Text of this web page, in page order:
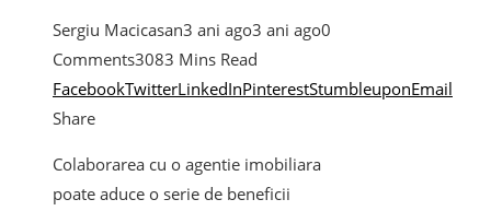
Sergiu Macicasan3 ani ago3 ani ago0
Comments3083 Mins Read
FacebookTwitterLinkedInPinterestStumbleuponEmail
Share
Colaborarea cu o agentie imobiliara
poate aduce o serie de beneficii